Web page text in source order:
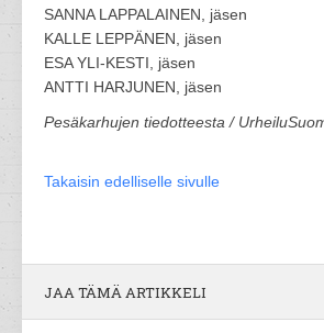
SANNA LAPPALAINEN, jäsen
KALLE LEPPÄNEN, jäsen
ESA YLI-KESTI, jäsen
ANTTI HARJUNEN, jäsen
Pesäkarhujen tiedotteesta /
Takaisin edelliselle sivulle
JAA TÄMÄ ARTIKKELI